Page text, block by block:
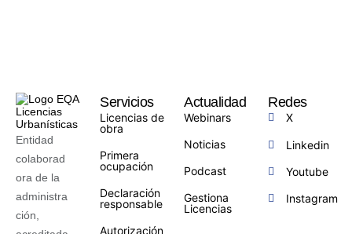
Entidad
colaborad
ora de la
administra
ción,
Servicios
Licencias de
obra
Primera
ocupación
Declaración
responsable
Autorización
Actualidad
Webinars
Noticias
Podcast
Gestiona
Licencias
Redes
X
Linkedin
Youtube
Instagram